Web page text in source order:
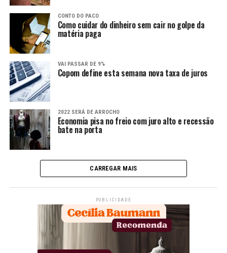
CONTO DO PACO
Como cuidar do dinheiro sem cair no golpe da
matéria paga
VAI PASSAR DE 9%
Copom define esta semana nova taxa de juros
2022 SERÁ DE ARROCHO
Economia pisa no freio com juro alto e recessão
bate na porta
CARREGAR MAIS
PUBLICIDADE